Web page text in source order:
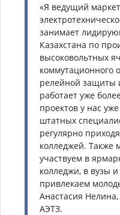
«Я ведущий
занимает
Казахстана по
высоковольтных
коммутационного
релейной защиты
работает уже
проектов у нас
штатных
регулярно
колледжей. Также
участвуем в
колледжи, в вузы
привлекаем
Анастасия
АЭТЗ.